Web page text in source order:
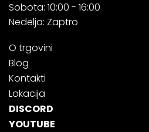
Sobota: 10:00 - 16:00
Nedelja: Zaptro
O trgovini
Blog
Kontakti
Lokacija
DISCORD
YOUTUBE